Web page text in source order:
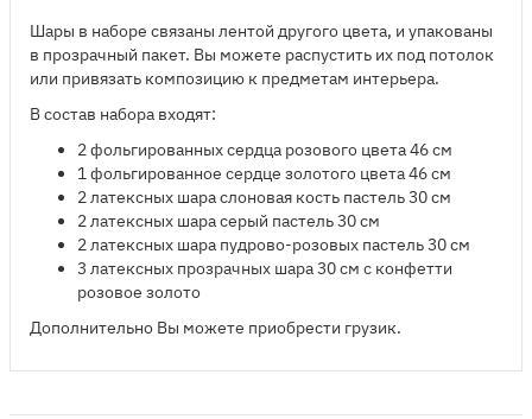
Шары в наборе связаны лентой другого цвета, и упакованы
в прозрачный пакет. Вы можете распустить их под потолок
или привязать композицию к предметам интерьера.
В состав набора входят:
2 фольгированных сердца розового цвета 46 см
1 фольгированное сердце золотого цвета 46 см
2 латексных шара слоновая кость пастель 30 см
2 латексных шара серый пастель 30 см
2 латексных шара пудрово-розовых пастель 30 см
3 латексных прозрачных шара 30 см с конфетти
розовое золото
Дополнительно Вы можете приобрести грузик.